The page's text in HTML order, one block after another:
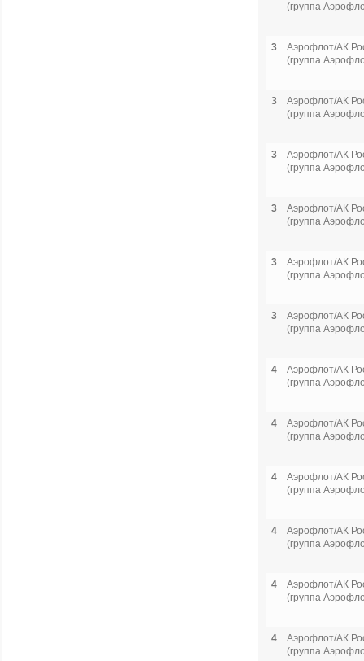
(группа
3
Аэрофлот/АК
(группа
3
Аэрофлот/АК
(группа
3
Аэрофлот/АК
(группа
3
Аэрофлот/АК
(группа
3
Аэрофлот/АК
(группа
3
Аэрофлот/АК
(группа
4
Аэрофлот/АК
(группа
4
Аэрофлот/АК
(группа
4
Аэрофлот/АК
(группа
4
Аэрофлот/АК
(группа
4
Аэрофлот/АК
(группа
4
Аэрофлот/АК
(группа